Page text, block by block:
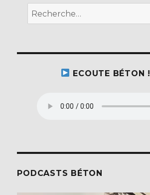
Recherche
pour :
ECOUTE BÉTON !
PODCASTS BÉTON